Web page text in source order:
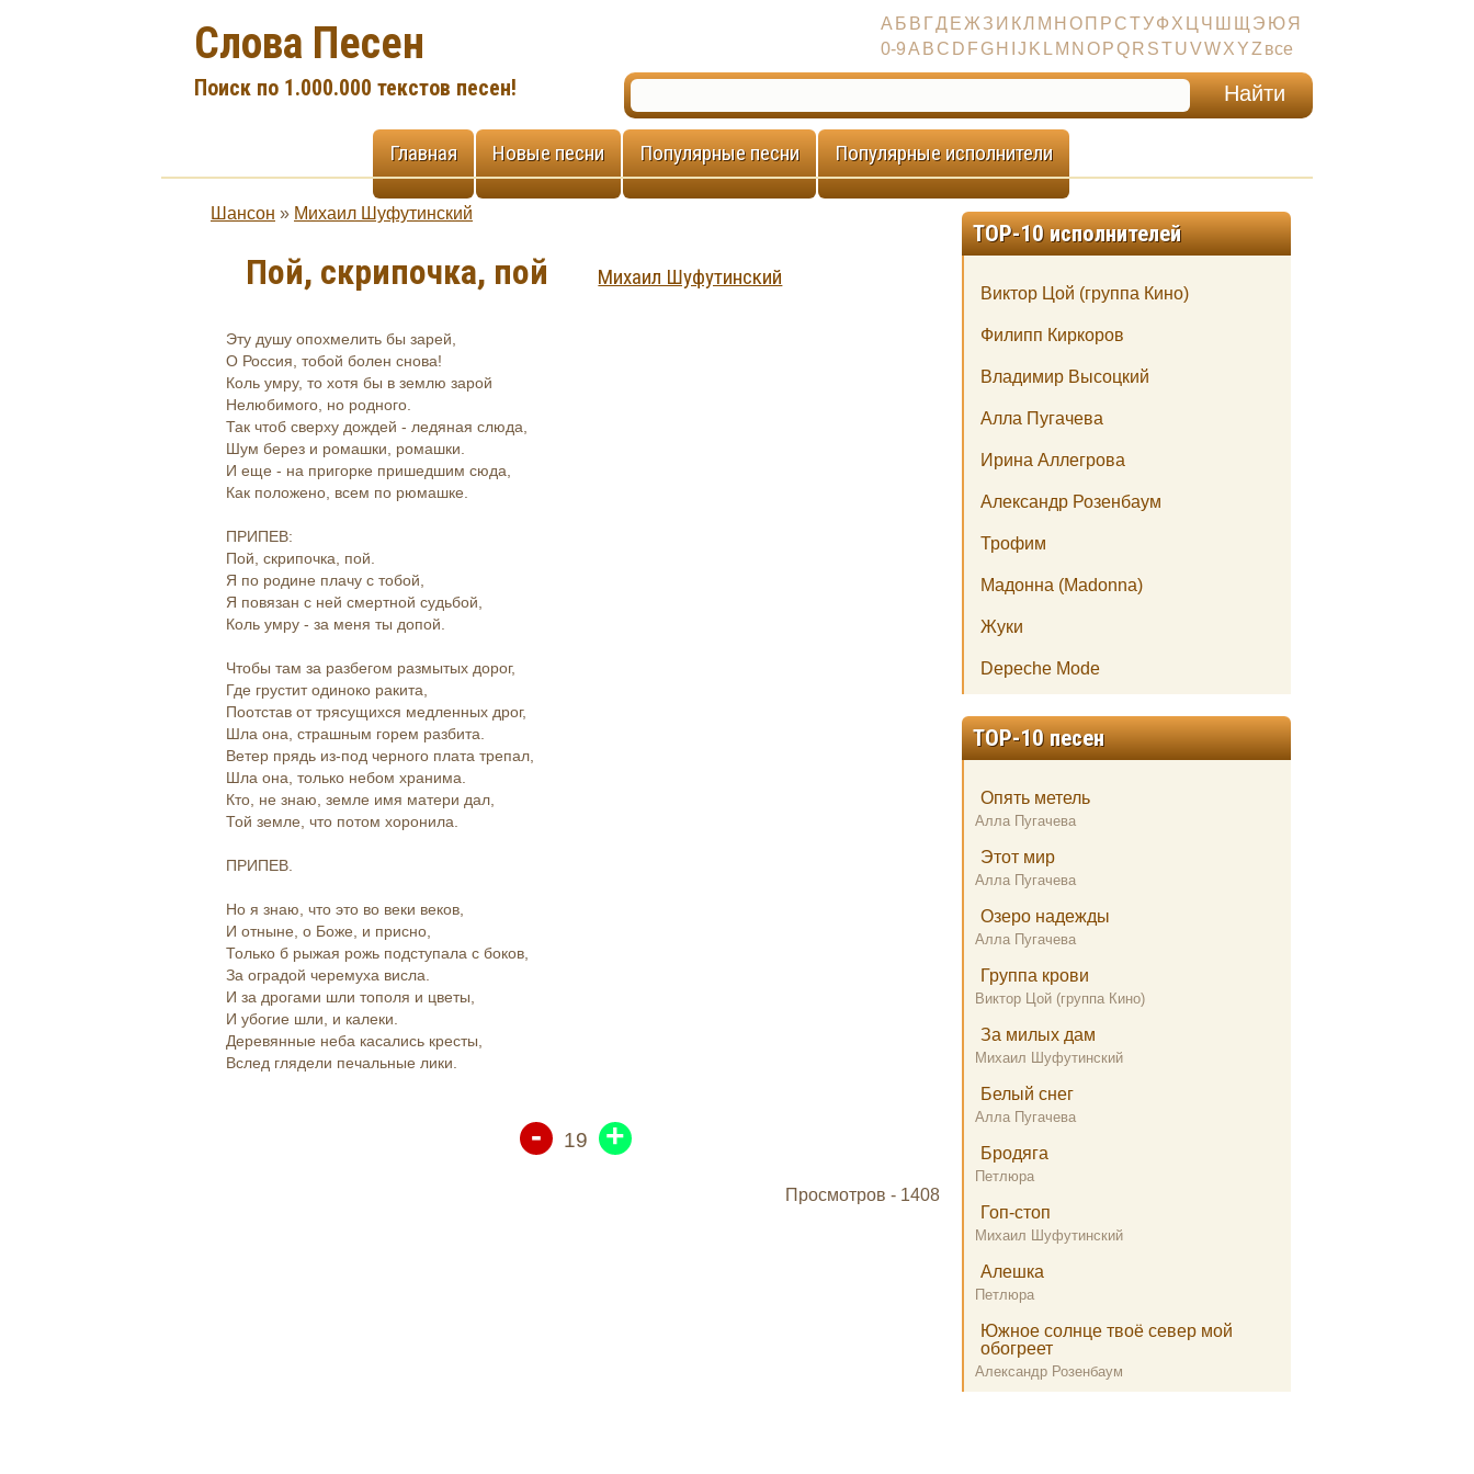
Слова Песен
Поиск по 1.000.000 текстов песен!
А Б В ГД Е Ж З И КЛ М Н О П Р СТУФХ Ц Ч Ш Щ Э ЮЯ
0-9A B C D F G H J K L M N O PQ R STUVWXYZ все
Главная Новые песни Популярные песни Популярные исполнители
Шансон » Михаил Шуфутинский
Пой, скрипочка, пой Михаил Шуфутинский
Эту душу опохмелить бы зарей,
О Россия, тобой болен снова!
Коль умру, то хотя бы в землю зарой
Нелюбимого, но родного.
Так чтоб сверху дождей - ледяная слюда,
Шум берез и ромашки, ромашки.
И еще - на пригорке пришедшим сюда,
Как положено, всем по рюмашке.
ПРИПЕВ:
Пой, скрипочка, пой.
Я по родине плачу с тобой,
Я повязан с ней смертной судьбой,
Коль умру - за меня ты допой.
Чтобы там за разбегом размытых дорог,
Где грустит одиноко ракита,
Поотстав от трясущихся медленных дрог,
Шла она, страшным горем разбита.
Ветер прядь из-под черного плата трепал,
Шла она, только небом хранима.
Кто, не знаю, земле имя матери дал,
Той земле, что потом хоронила.
ПРИПЕВ.
Но я знаю, что это во веки веков,
И отныне, о Боже, и присно,
Только б рыжая рожь подступала с боков,
За оградой черемуха висла.
И за дрогами шли тополя и цветы,
И убогие шли, и калеки.
Деревянные неба касались кресты,
Вслед глядели печальные лики.
- 19 +
Просмотров - 1408
TOP-10 исполнителей
Виктор Цой (группа Кино)
Филипп Киркоров
Владимир Высоцкий
Алла Пугачева
Ирина Аллегрова
Александр Розенбаум
Трофим
Мадонна (Madonna)
Жуки
Depeche Mode
TOP-10 песен
Опять метель
Алла Пугачева
Этот мир
Алла Пугачева
Озеро надежды
Алла Пугачева
Группа крови
Виктор Цой (группа Кино)
За милых дам
Михаил Шуфутинский
Белый снег
Алла Пугачева
Бродяга
Петлюра
Гоп-стоп
Михаил Шуфутинский
Алешка
Петлюра
Южное солнце твоё север мой
обогреет
Александр Розенбаум